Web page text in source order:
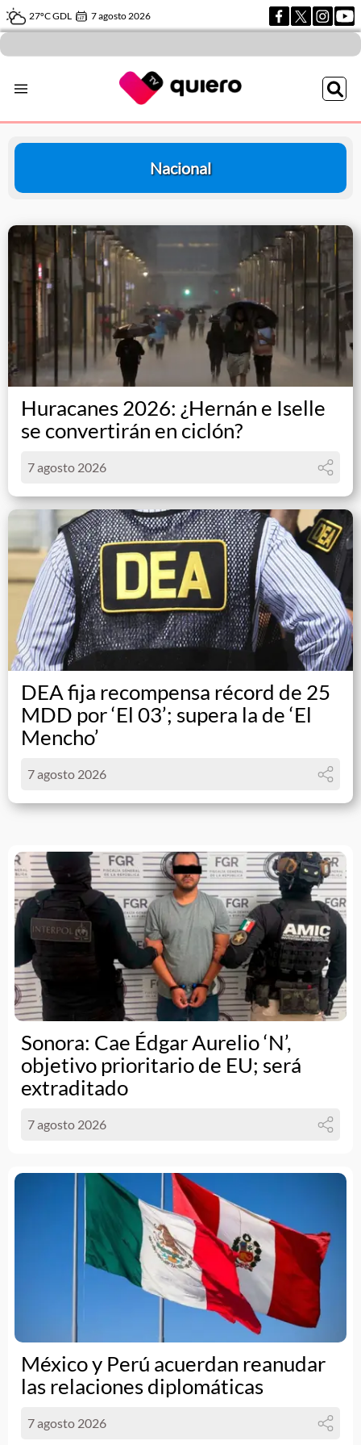
27ºC GDL 7 agosto 2026
Nacional
Huracanes 2026: ¿Hernán e Iselle
se convertirán en ciclón?
7 agosto 2026
DEA fija recompensa récord de 25
MDD por ‘El 03’; supera la de ‘El
Mencho’
7 agosto 2026
Sonora: Cae Édgar Aurelio ‘N’,
objetivo prioritario de EU; será
extraditado
7 agosto 2026
México y Perú acuerdan reanudar
las relaciones diplomáticas
7 agosto 2026